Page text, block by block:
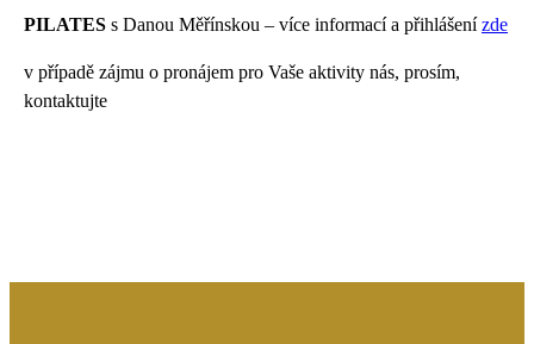
PILATES s Danou Měřínskou – více informací a přihlášenízde
v případě zájmu o pronájem pro Vaše aktivity nás, prosím,
kontaktujte